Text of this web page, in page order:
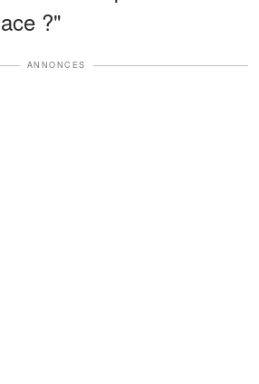
?"
ANNONCES